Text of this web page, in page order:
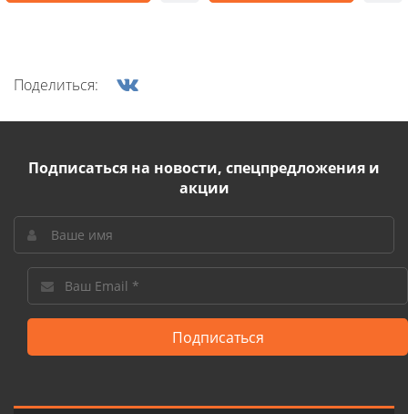
Поделиться:
Подписаться на новости, спецпредложения и
акции
Подписаться